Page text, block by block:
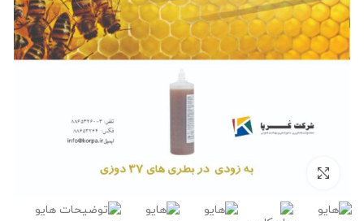
برای بزرگنمایی کلیک کنید